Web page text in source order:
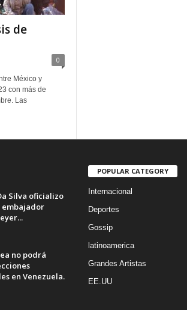
de
0
México y
con más de
Las
Silva oficializo
embajador
no podrá
en Venezuela.
POPULAR CATEGORY
Internacional
Deportes
Gossip
latinoamerica
Grandes Artistas
EE.UU